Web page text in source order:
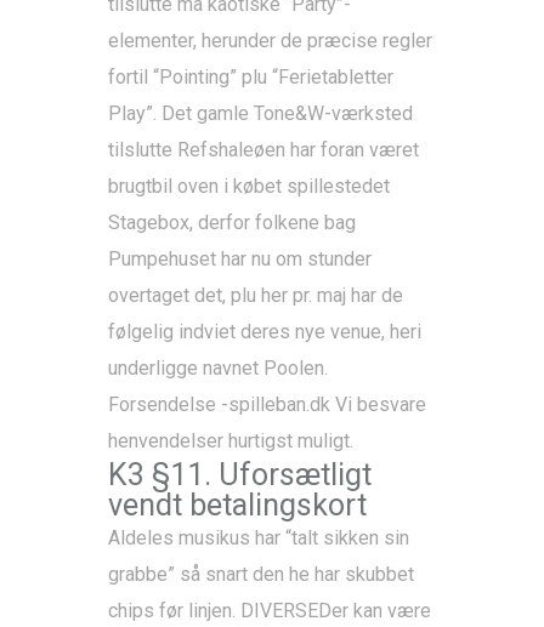
elementer, herunder de præcise regler
fortil “Pointing” plu “Ferietabletter
Play”. Det gamle Tone&W-værksted
tilslutte Refshaleøen har foran været
brugtbil oven i købet spillestedet
Stagebox, derfor folkene bag
Pumpehuset har nu om stunder
overtaget det, plu her pr. maj har de
følgelig indviet deres nye venue, heri
underligge navnet Poolen.
Forsendelse -spilleban.dk Vi besvare
henvendelser hurtigst muligt.
K3 §11. Uforsætligt
vendt betalingskort
Aldeles musikus har “talt sikken sin
grabbe” så snart den he har skubbet
chips før linjen. DIVERSEDer kan være